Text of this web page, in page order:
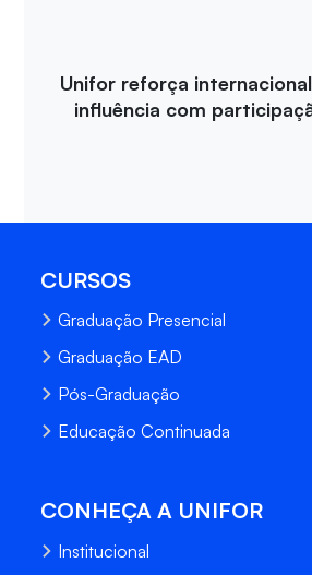
Unifor reforça
influência com
CURSOS
Graduação Presencial
Graduação EAD
Pós-Graduação
Educação Continuada
CONHEÇA A UNIFOR
Institucional